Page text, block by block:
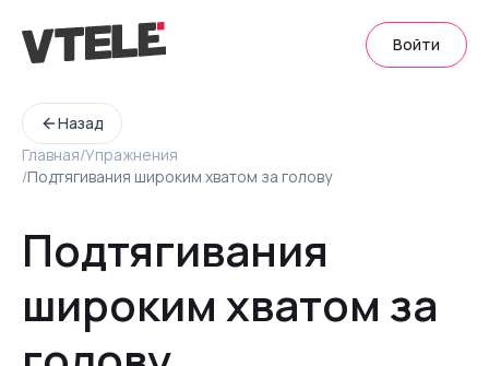
Войти
Назад
Главная/Упражнения
/Подтягивания широким хватом за голову
Подтягивания
широким хватом за